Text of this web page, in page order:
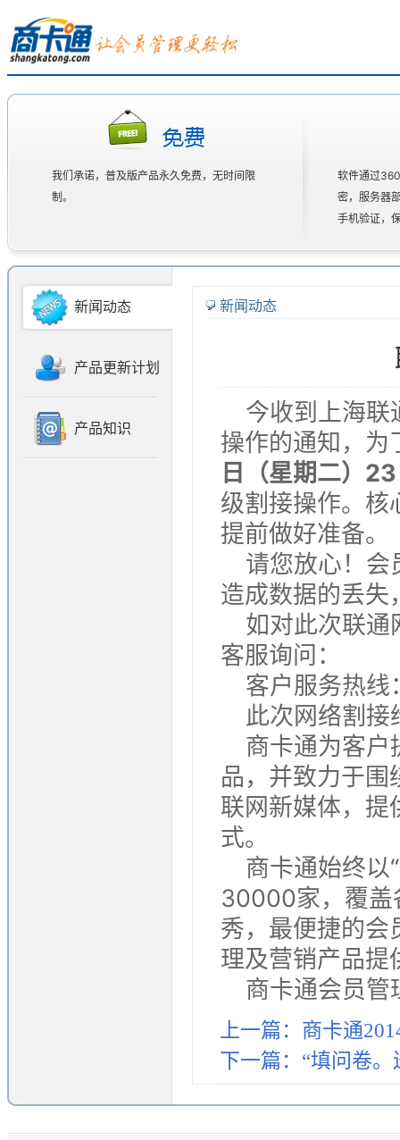
我们承诺，普及版产品永久免费，无时间限
制。
软件通过
密，服务器
手机验证，
新闻动态
产品更新计划
产品知识
新闻动态
今收到上海联
操作的通知，为
日（星期二）
级割接操作。核
提前做好准备。
请您放心！会
造成数据的丢失
如对此次联通
客服询问：
客户服务热
此次网络割
商卡通为客户
品，并致力于
联网新媒体，提
式。
商卡通始终以
30000家，覆盖
秀，最便捷的会
理及营销产品提
商卡通会员
上一篇：商卡通
下一篇：“填问卷